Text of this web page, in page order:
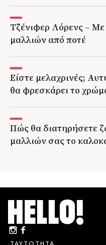
Τζένιφερ Λόρενς –
μαλλιών από ποτέ
Είστε μελαχρινές;
θα φρεσκάρει το
Πώς θα διατηρήσετε
μαλλιών σας το
ΤΑΥΤΟΤΗΤΑ